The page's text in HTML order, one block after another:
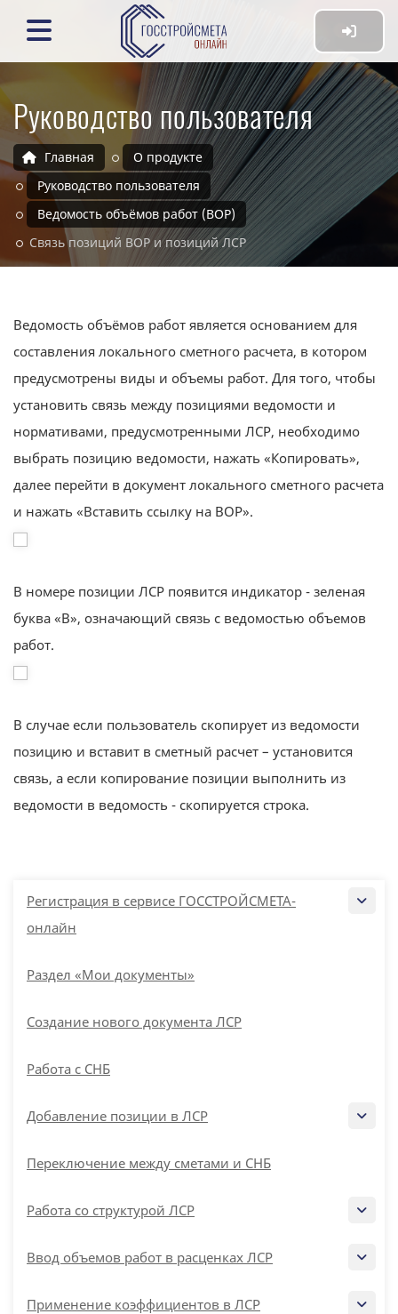
Руководство пользователя
Главная
О продукте
Руководство пользователя
Ведомость объёмов работ (ВОР)
Связь позиций ВОР и позиций ЛСР
Ведомость объёмов работ является основанием для
составления локального сметного расчета, в котором
предусмотрены виды и объемы работ. Для того, чтобы
установить связь между позициями ведомости и
нормативами, предусмотренными ЛСР, необходимо
выбрать позицию ведомости, нажать «Копировать»,
далее перейти в документ локального сметного расчета
и нажать «Вставить ссылку на ВОР».
В номере позиции ЛСР появится индикатор - зеленая
буква «В», означающий связь с ведомостью объемов
работ.
В случае если пользователь скопирует из ведомости
позицию и вставит в сметный расчет – установится
связь, а если копирование позиции выполнить из
ведомости в ведомость - скопируется строка.
Регистрация в сервисе ГОССТРОЙСМЕТА-
онлайн
Раздел «Мои документы»
Создание нового документа ЛСР
Работа с СНБ
Добавление позиции в ЛСР
Переключение между сметами и СНБ
Работа со структурой ЛСР
Ввод объемов работ в расценках ЛСР
Применение коэффициентов в ЛСР